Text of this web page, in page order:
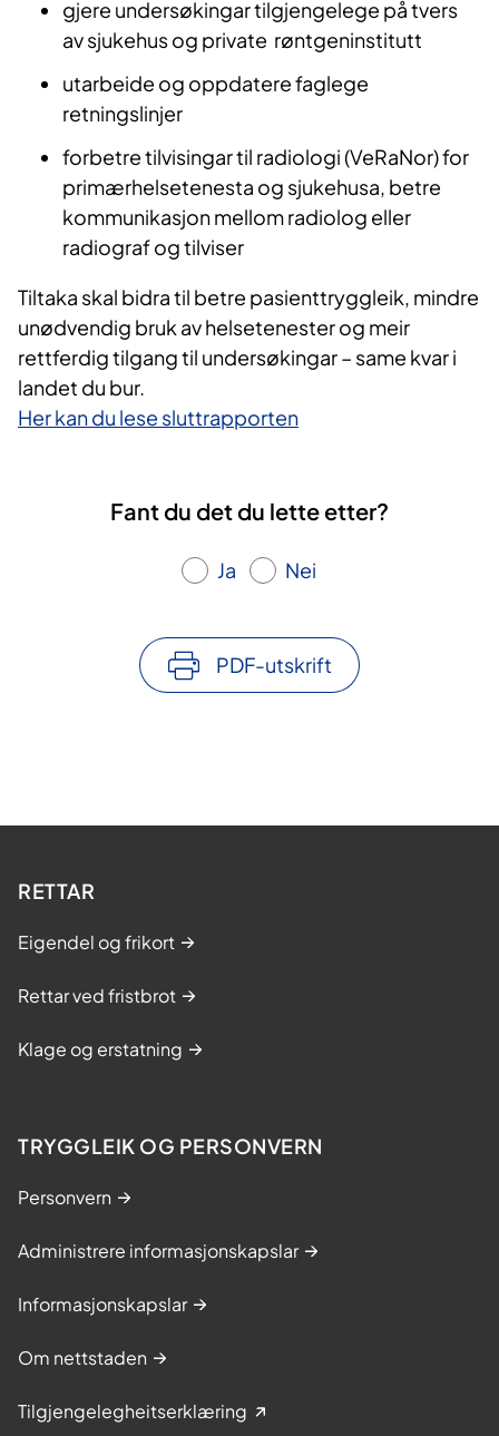
gjere undersøkingar tilgjengelege på tvers
av sjukehus og private røntgeninstitutt
utarbeide og oppdatere faglege
retningslinjer
forbetre tilvisingar til radiologi (VeRaNor) for
primærhelsetenesta og sjukehusa, betre
kommunikasjon mellom radiolog eller
radiograf og tilviser
Tiltaka skal bidra til betre pasienttryggleik, mindre
unødvendig bruk av helsetenester og meir
rettferdig tilgang til undersøkingar – same kvar i
landet du bur.
Her kan du lese sluttrapporten
Fant du det du lette etter?
Ja Nei
PDF-utskrift
RETTAR
Eigendel og frikort
Rettar ved fristbrot
Klage og erstatning
TRYGGLEIK OG PERSONVERN
Personvern
Administrere informasjonskapslar
Informasjonskapslar
Om nettstaden
Tilgjengelegheitserklæring